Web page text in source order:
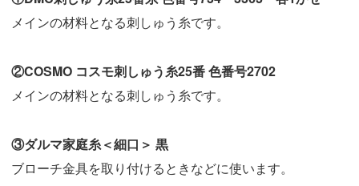
メインの材料となる刺しゅう糸です。
②COSMO コスモ刺しゅう糸25番 色番号2702
メインの材料となる刺しゅう糸です。
③ダルマ家庭糸＜細口＞ 黒
ブローチ金具を取り付けるときなどに使います。